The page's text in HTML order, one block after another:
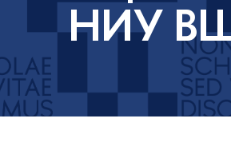
НИУ